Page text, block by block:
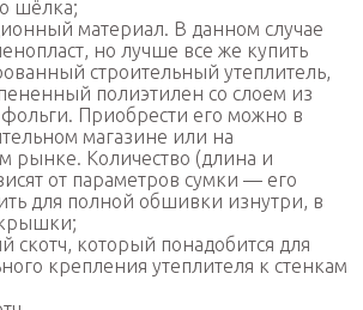
шёлка;
материал. В данном случае
но лучше все же купить
строительный утеплитель,
полиэтилен со слоем из
Приобрести его можно в
магазине или на
рынке. Количество (длина и
от параметров сумки — его
для полной обшивки изнутри, в
скотч, который понадобится для
крепления утеплителя к стенкам